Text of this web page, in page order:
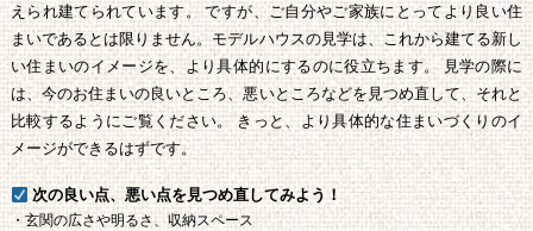
えられ建てられています。 ですが、ご自分やご家族にとってより良い住
まいであるとは限りません。モデルハウスの見学は、これから建てる新し
い住まいのイメージを、より具体的にするのに役立ちます。 見学の際に
は、今のお住まいの良いところ、悪いところなどを見つめ直して、それと
比較するようにご覧ください。 きっと、より具体的な住まいづくりのイ
メージができるはずです。
次の良い点、悪い点を見つめ直してみよう！
・玄関の広さや明るさ、収納スペース